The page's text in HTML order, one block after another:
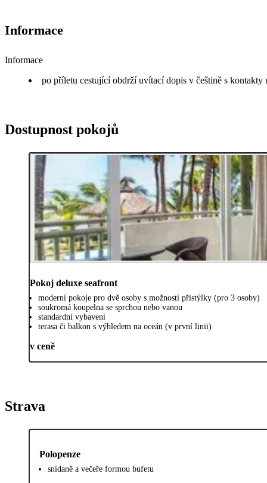
Informace
Informace
po příletu cestující obdrží uvítací dopis v češtině s
Dostupnost pokojů
Pokoj deluxe seafront
moderní pokoje pro dvě osoby s možností přistýlky (pro 3 osoby)
soukromá koupelna se sprchou nebo vanou
standardní vybavení
terasa či balkon s výhledem na oceán (v první linii)
v ceně
Strava
Polopenze
snídaně a večeře formou bufetu